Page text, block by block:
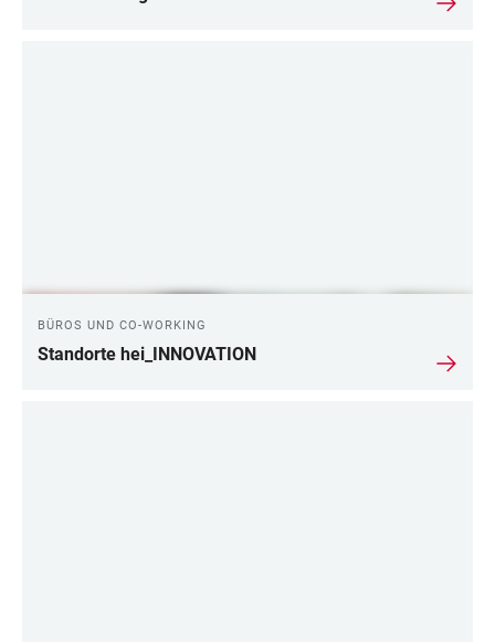
BÜROS UND CO-WORKING
Standorte hei_INNOVATION